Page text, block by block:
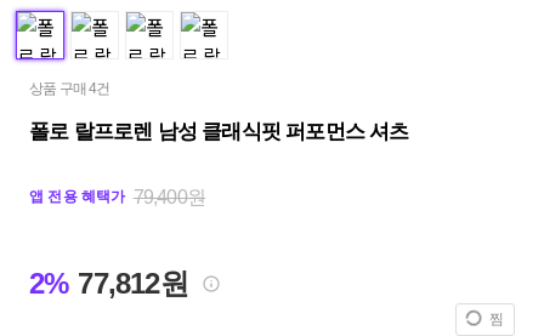
상품 구매 4건
폴로 랄프로렌 남성 클래식핏 퍼포먼스 셔츠
앱 전용 혜택가 79,400원
2% 77,812원
찜